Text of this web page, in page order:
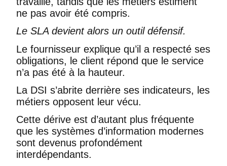
ne pas avoir été compris.
Le SLA devient alors un outil défensif.
Le fournisseur explique qu’il a respecté ses
obligations, le client répond que le service
n’a pas été à la hauteur.
La DSI s’abrite derrière ses indicateurs, les
métiers opposent leur vécu.
Cette dérive est d’autant plus fréquente
que les systèmes d’information modernes
sont devenus profondément
interdépendants.